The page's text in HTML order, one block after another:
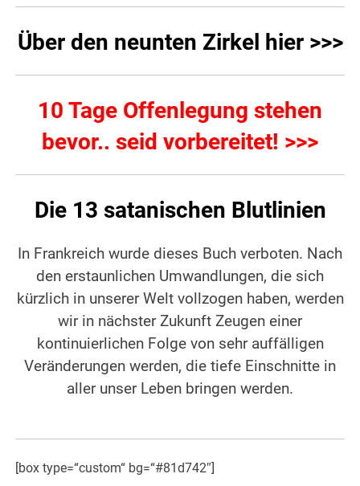
Über den neunten Zirkel hier >>>
10 Tage Offenlegung stehen
bevor.. seid vorbereitet! >>>
Die 13 satanischen Blutlinien
In Frankreich wurde dieses Buch verboten. Nach
den erstaunlichen Umwandlungen, die sich
kürzlich in unserer Welt vollzogen haben, werden
wir in nächster Zukunft Zeugen einer
kontinuierlichen Folge von sehr auffälligen
Veränderungen werden, die tiefe Einschnitte in
aller unser Leben bringen werden.
[box type=“custom“ bg=“#81d742″]